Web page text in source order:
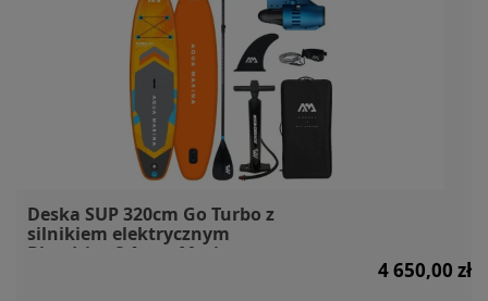
Deska SUP 320cm Go Turbo z
silnikiem elektrycznym
Bluedrive S Aqua Marina
4 650,00 zł